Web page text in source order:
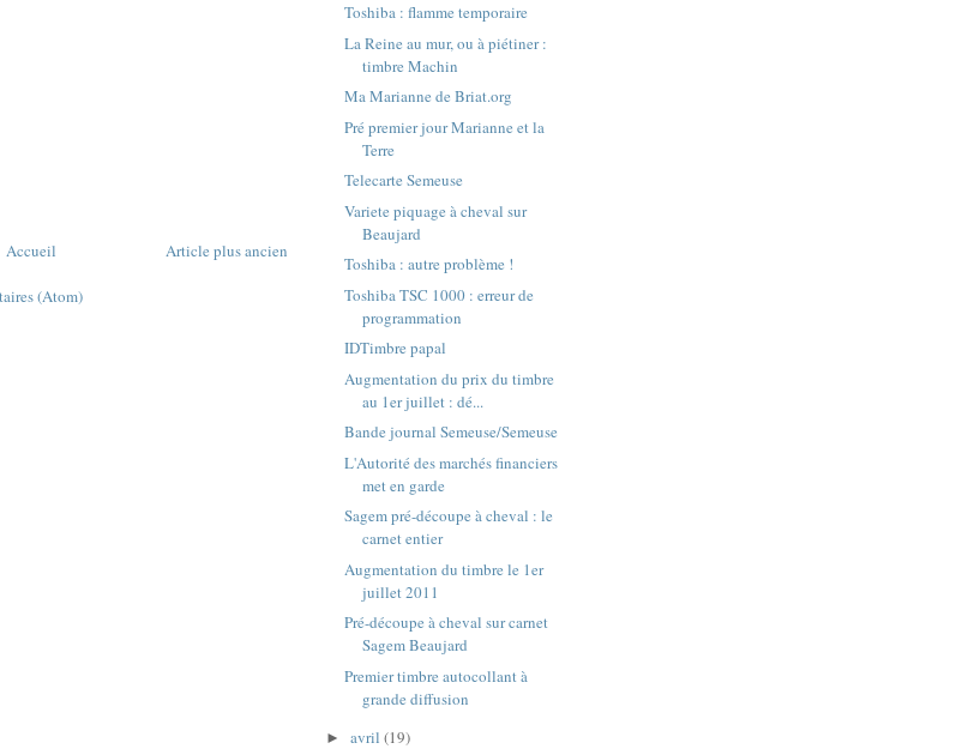
Article plus ancien
Accueil
(Atom)
Toshiba : flamme temporaire
La Reine au mur, ou à piétiner :
timbre Machin
Ma Marianne de Briat.org
Pré premier jour Marianne et la
Terre
Telecarte Semeuse
Variete piquage à cheval sur
Beaujard
Toshiba : autre problème !
Toshiba TSC 1000 : erreur de
programmation
IDTimbre papal
Augmentation du prix du timbre
au 1er juillet : dé...
Bande journal Semeuse/Semeuse
L'Autorité des marchés financiers
met en garde
Sagem pré-découpe à cheval : le
carnet entier
Augmentation du timbre le 1er
juillet 2011
Pré-découpe à cheval sur carnet
Sagem Beaujard
Premier timbre autocollant à
grande diffusion
► avril (19)